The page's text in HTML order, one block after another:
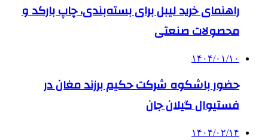
راهنمای خرید لیبل برای بسته‌بندی، چاپ بارکد و
محصولات صنعتی
۱۴۰۴/۰۱/۱۰
حضور باشکوه شرکت حکیم برزند مغان در
فستیوال گیلان جان
۱۴۰۴/۰۲/۱۴